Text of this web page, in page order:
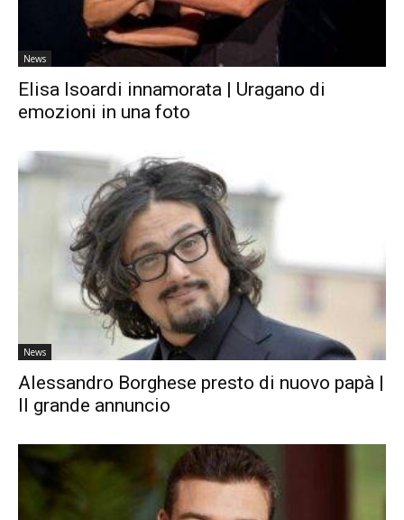
News
Elisa Isoardi innamorata | Uragano di
emozioni in una foto
News
Alessandro Borghese presto di nuovo papà |
Il grande annuncio